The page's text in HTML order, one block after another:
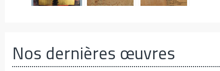
Nos dernières œuvres